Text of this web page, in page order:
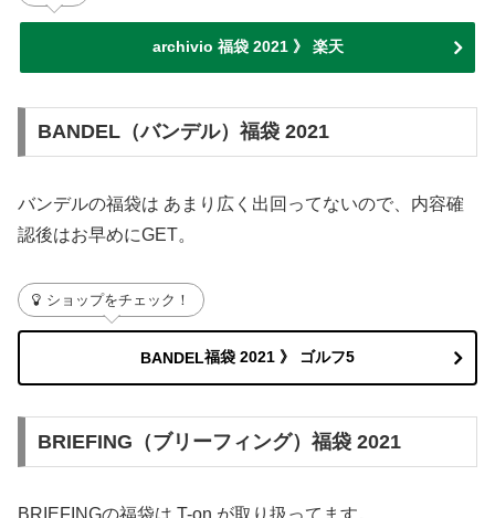
archivio 福袋 2021 》 楽天
BANDEL（バンデル）福袋 2021
バンデルの福袋は あまり広く出回ってないので、内容確
認後はお早めにGET。
ショップをチェック！
BANDEL福袋 2021 》 ゴルフ5
BRIEFING（ブリーフィング）福袋 2021